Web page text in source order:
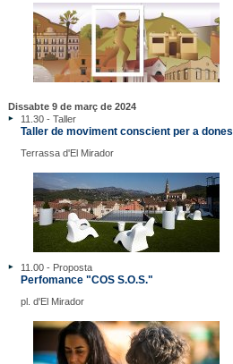
Dissabte 9 de març de 2024
11.30 - Taller
Taller de moviment conscient per a dones
Terrassa d'El Mirador
11.00 - Proposta
Perfomance "COS S.O.S."
pl. d'El Mirador